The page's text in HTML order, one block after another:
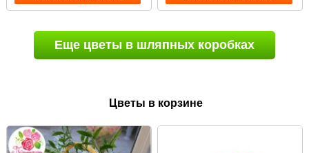
Еще цветы в шляпных коробках
Цветы в корзине